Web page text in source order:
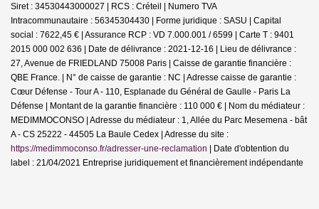
Siret : 34530443000027 | RCS : Créteil | Numero TVA
Intracommunautaire : 56345304430 | Forme juridique : SASU | Capital
social : 7622,45 € | Assurance RCP : VD 7.000.001 / 6599 | Carte T : 9401
2015 000 002 636 | Date de délivrance : 2021-12-16 | Lieu de délivrance :
27, Avenue de FRIEDLAND 75008 Paris | Caisse de garantie financière :
QBE France. | N° de caisse de garantie : NC | Adresse caisse de garantie :
Cœur Défense - Tour A - 110, Esplanade du Général de Gaulle - Paris La
Défense | Montant de la garantie financière : 110 000 € | Nom du médiateur :
MEDIMMOCONSO | Adresse du médiateur : 1, Allée du Parc Mesemena - bât
A - CS 25222 - 44505 La Baule Cedex | Adresse du site :
https://medimmoconso.fr/adresser-une-reclamation | Date d'obtention du
label : 21/04/2021 Entreprise juridiquement et financièrement indépendante